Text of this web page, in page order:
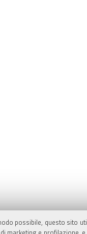
possibile, questo sito